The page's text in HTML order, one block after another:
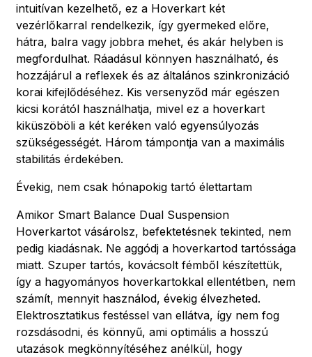
intuitívan kezelhető, ez a Hoverkart két
vezérlőkarral rendelkezik, így gyermeked előre,
hátra, balra vagy jobbra mehet, és akár helyben is
megfordulhat. Ráadásul könnyen használható, és
hozzájárul a reflexek és az általános szinkronizáció
korai kifejlődéséhez. Kis versenyződ már egészen
kicsi korától használhatja, mivel ez a hoverkart
kiküszöböli a két keréken való egyensúlyozás
szükségességét. Három támpontja van a maximális
stabilitás érdekében.
Évekig, nem csak hónapokig tartó élettartam
Amikor Smart Balance Dual Suspension
Hoverkartot vásárolsz, befektetésnek tekinted, nem
pedig kiadásnak. Ne aggódj a hoverkartod tartóssága
miatt. Szuper tartós, kovácsolt fémből készítettük,
így a hagyományos hoverkartokkal ellentétben, nem
számít, mennyit használod, évekig élvezheted.
Elektrosztatikus festéssel van ellátva, így nem fog
rozsdásodni, és könnyű, ami optimális a hosszú
utazások megkönnyítéséhez anélkül, hogy